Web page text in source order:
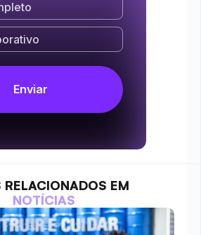
RELACIONADOS EM
NOTÍCIAS